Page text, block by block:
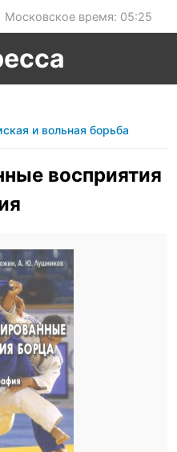
Московское время: 05:25
и вольная борьба
восприятия